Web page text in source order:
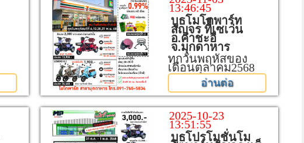
13:46:45
บูธโมโตพาร์ท
สัญจร ที่ีเซเว่น
อ.คำชะอี
จ.มุกดาหาร
ทุกวันพฤหัสของ
เดือนตุลาคม2568
อ่านต่อ
2025-10-23
13:51:55
บูธโปรโมชั่นโม